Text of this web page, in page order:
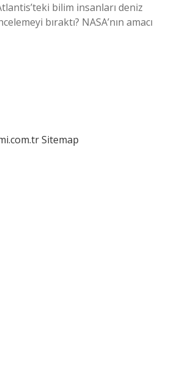
bilim insanları deniz
bıraktı? NASA’nın amacı
Sitemap